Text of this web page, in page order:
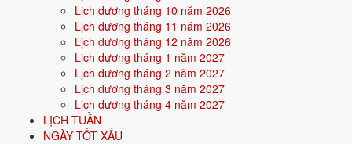
Lịch dương tháng 10 năm 2026
Lịch dương tháng 11 năm 2026
Lịch dương tháng 12 năm 2026
Lịch dương tháng 1 năm 2027
Lịch dương tháng 2 năm 2027
Lịch dương tháng 3 năm 2027
Lịch dương tháng 4 năm 2027
LỊCH TUẦN
NGÀY TỐT XẤU
mệnh Hỏa
Người sinh năm2024là tuổiGiáp Thìn(con Rồng), nạp âm
Đăng Hỏa-Lửa đèn to, mệnhHỏa. Năm2026
dương).
Sinh năm2024(Giáp Thìn, con Rồng) thuộc mệnh
Phúc Đăng Hỏa.